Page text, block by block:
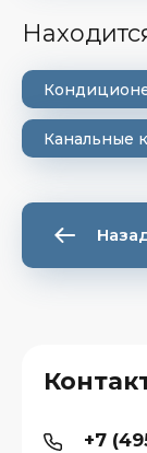
Канальные
+7